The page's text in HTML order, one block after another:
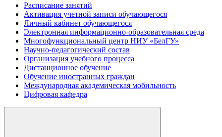
Расписание занятий
Активация учетной записи обучающегося
Личный кабинет обучающегося
Электронная информационно-образовательная среда
Многофункциональный центр НИУ «БелГУ»
Научно-педагогический состав
Организация учебного процесса
Дистанционное обучение
Обучение иностранных граждан
Международная академическая мобильность
Цифровая кафедра